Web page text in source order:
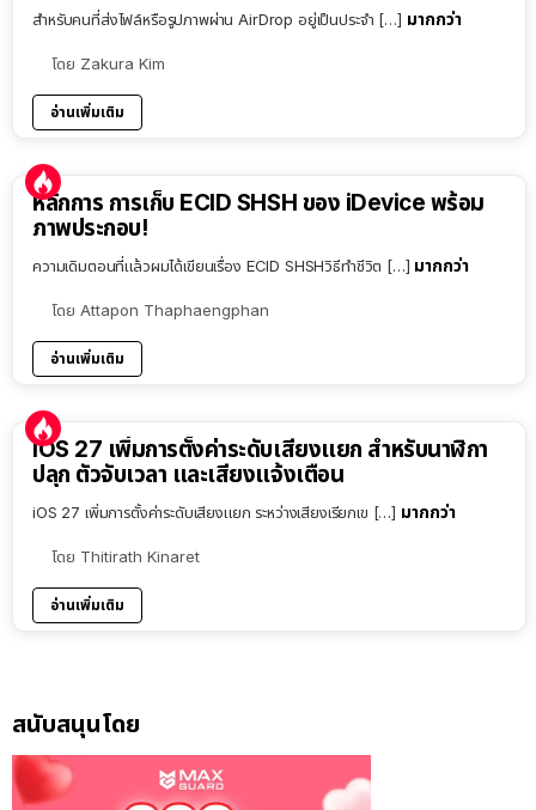
สำหรับคนที่ส่งไฟล์หรือรูปภาพผ่าน AirDrop อยู่เป็นประจำ […] มากกว่า
โดย Zakura Kim
อ่านเพิ่มเติม
หลักการ การเก็บ ECID SHSH ของ iDevice พร้อม
ภาพประกอบ!
ความเดิมตอนที่แล้วผมได้เขียนเรื่อง ECID SHSHวิธีทำชีวิต […] มากกว่า
โดย Attapon Thaphaengphan
อ่านเพิ่มเติม
iOS 27 เพิ่มการตั้งค่าระดับเสียงแยก สำหรับนาฬิกา
ปลุก ตัวจับเวลา และเสียงแจ้งเตือน
iOS 27 เพิ่มการตั้งค่าระดับเสียงแยก ระหว่างเสียงเรียกเข […] มากกว่า
โดย Thitirath Kinaret
อ่านเพิ่มเติม
สนับสนุนโดย